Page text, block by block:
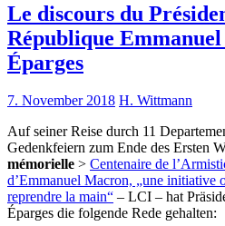
Le discours du
République
Éparges
7. November 2018 H. Wittmann
Auf seiner Reise durch 11
Gedenkfeiern zum Ende des Ersten
mémorielle > Centenaire de
d’Emmanuel Macron, „une initiative
reprendre la main“ – LCI – hat
Éparges die folgende Rede gehalten: